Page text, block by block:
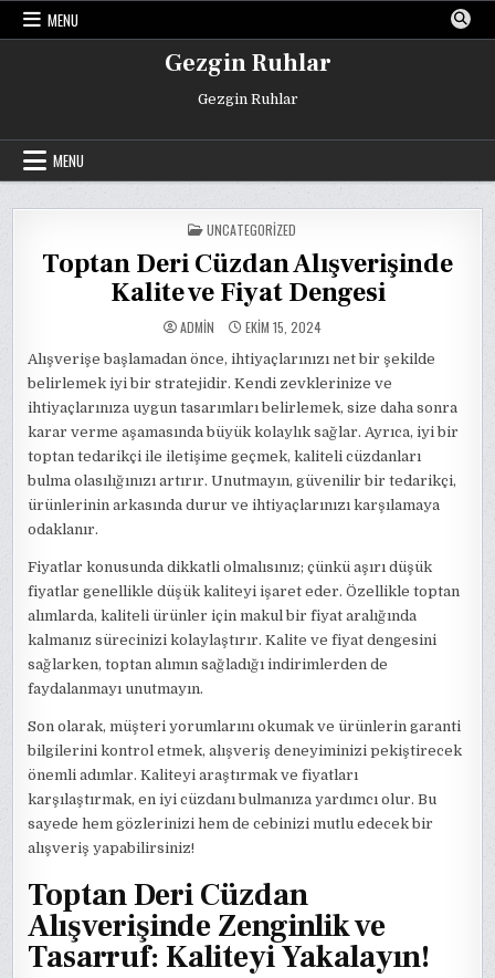
Skip
MENU
Gezgin Ruhlar
Gezgin Ruhlar
MENU
POSTED
IN
UNCATEGORIZED
Toptan Deri Cüzdan Alışverişinde
Kalite ve Fiyat Dengesi
ADMIN EKIM 15, 2024
Alışverişe başlamadan önce, ihtiyaçlarınızı net bir şekilde
belirlemek iyi bir stratejidir. Kendi zevklerinize ve
ihtiyaçlarınıza uygun tasarımları belirlemek, size daha sonra
karar verme aşamasında büyük kolaylık sağlar. Ayrıca, iyi bir
toptan tedarikçi ile iletişime geçmek, kaliteli cüzdanları
bulma olasılığınızı artırır. Unutmayın, güvenilir bir tedarikçi,
ürünlerinin arkasında durur ve ihtiyaçlarınızı karşılamaya
odaklanır.
Fiyatlar konusunda dikkatli olmalısınız; çünkü aşırı düşük
fiyatlar genellikle düşük kaliteyi işaret eder. Özellikle toptan
alımlarda, kaliteli ürünler için makul bir fiyat aralığında
kalmanız sürecinizi kolaylaştırır. Kalite ve fiyat dengesini
sağlarken, toptan alımın sağladığı indirimlerden de
faydalanmayı unutmayın.
Son olarak, müşteri yorumlarını okumak ve ürünlerin garanti
bilgilerini kontrol etmek, alışveriş deneyiminizi pekiştirecek
önemli adımlar. Kaliteyi araştırmak ve fiyatları
karşılaştırmak, en iyi cüzdanı bulmanıza yardımcı olur. Bu
sayede hem gözlerinizi hem de cebinizi mutlu edecek bir
alışveriş yapabilirsiniz!
Toptan Deri Cüzdan
Alışverişinde Zenginlik ve
Tasarruf: Kaliteyi Yakalayın!